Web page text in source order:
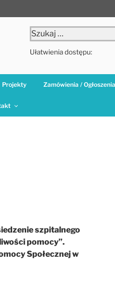
Szukaj:
Ułatwienia dostępu:
Projekty Zamówienia / Ogłoszenia
szpitalnego
pomocy”.
Społecznej w